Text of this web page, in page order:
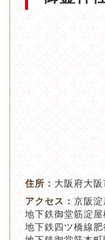
住所： 大阪府大
アクセス： 京阪
地下鉄御堂筋淀
地下鉄四ツ橋線